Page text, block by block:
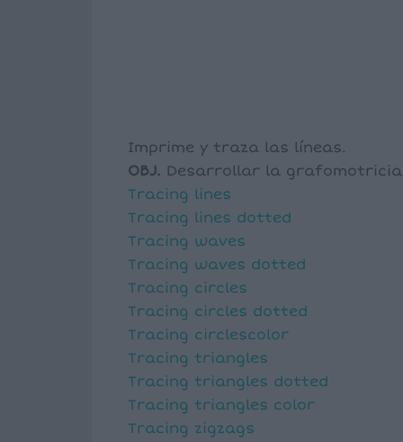
Imprime y traza las líneas.
OBJ. Desarrollar la
Tracing lines
Tracing lines dotted
Tracing waves
Tracing waves dotted
Tracing circles
Tracing circles dotted
Tracing circlescolor
Tracing triangles
Tracing triangles dotted
Tracing triangles color
Tracing zigzags